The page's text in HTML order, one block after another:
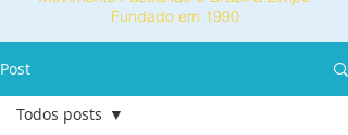
Fundado em 1990
Post
Todos posts